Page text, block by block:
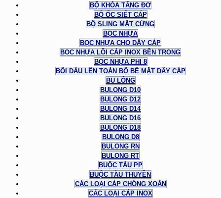
BỘ KHÓA TĂNG ĐƠ
BỘ ỐC SIẾT CÁP
BỘ SLING MẮT CỨNG
BỌC NHỰA
BỌC NHỰA CHO DÂY CÁP
BỌC NHỰA LÕI CÁP INOX BÊN TRONG
BỌC NHỰA PHI 8
BÔI DẦU LÊN TOÀN BỘ BỀ MẶT DÂY CÁP
BU LÔNG
BULONG D10
BULONG D12
BULONG D14
BULONG D16
BULONG D18
BULONG D8
BULONG RN
BULONG RT
BUỘC TÀU PP
BUỘC TÀU THUYỀN
CÁC LOẠI CÁP CHỐNG XOẮN
CÁC LOẠI CÁP INOX